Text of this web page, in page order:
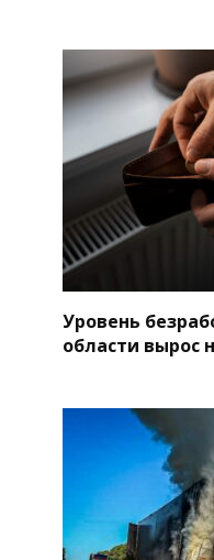
Уровень
области вырос